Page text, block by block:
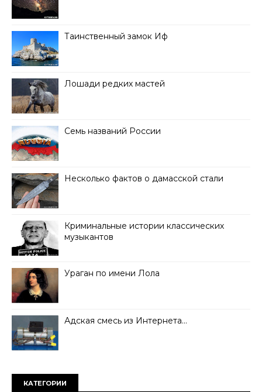
Таинственный замок Иф
Лошади редких мастей
Семь названий России
Несколько фактов о дамасской стали
Криминальные истории классических
музыкантов
Ураган по имени Лола
Адская смесь из Интернета…
КАТЕГОРИИ